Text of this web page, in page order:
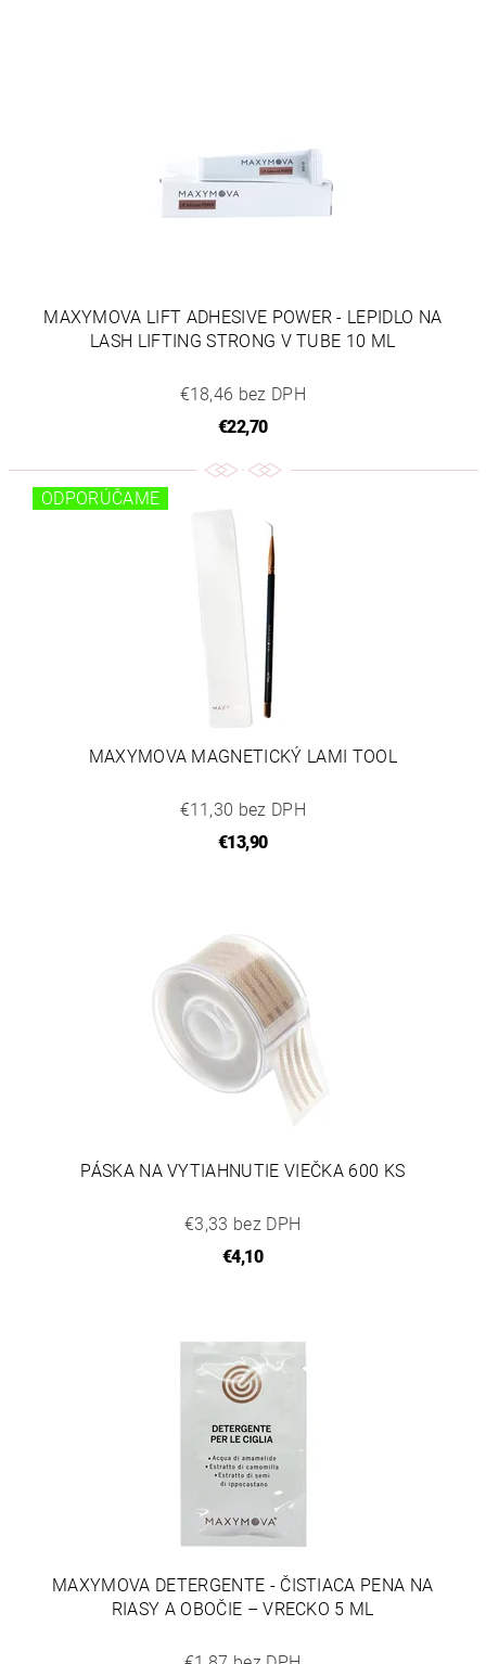
MAXYMOVA LIFT ADHESIVE POWER - LEPIDLO NA
LASH LIFTING STRONG V TUBE 10 ML
€18,46 bez DPH
€22,70
ODPORÚČAME
MAXYMOVA MAGNETICKÝ LAMI TOOL
€11,30 bez DPH
€13,90
PÁSKA NA VYTIAHNUTIE VIEČKA 600 KS
€3,33 bez DPH
€4,10
MAXYMOVA DETERGENTE - ČISTIACA PENA NA
RIASY A OBOČIE – VRECKO 5 ML